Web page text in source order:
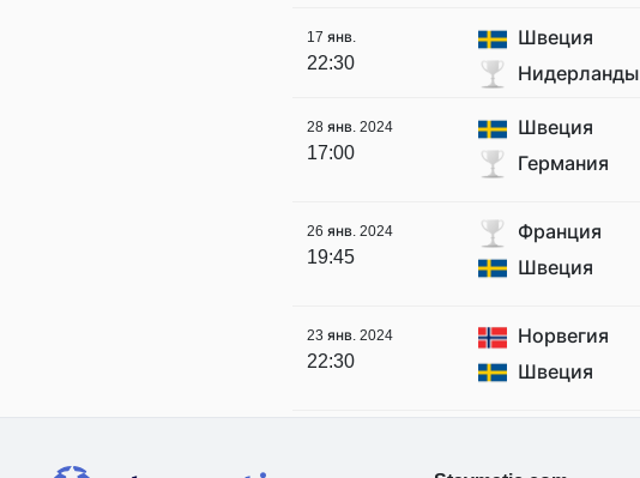
17 янв.
22:30
Швеция
Нидерланды
28 янв. 2024
17:00
Швеция
Германия
26 янв. 2024
19:45
Франция
Швеция
23 янв. 2024
22:30
Норвегия
Швеция